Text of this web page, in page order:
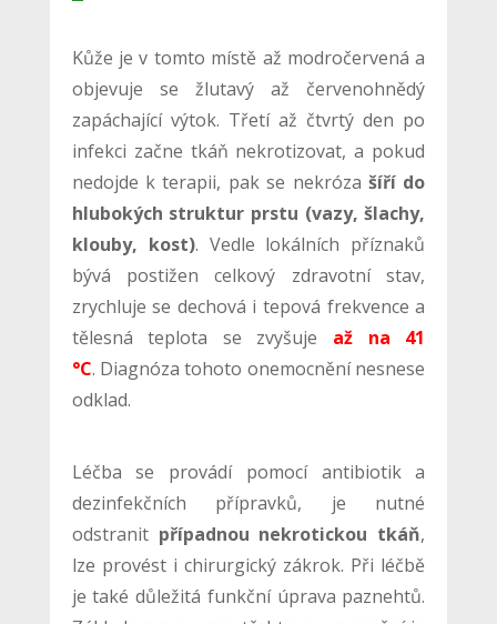
Kůže je v tomto místě až modročervená a
objevuje se žlutavý až červenohnědý
zapáchající výtok. Třetí až čtvrtý den po
infekci začne tkáň nekrotizovat, a pokud
nedojde k terapii, pak se nekróza šíří do
hlubokých struktur prstu (vazy, šlachy,
klouby, kost). Vedle lokálních příznaků
bývá postižen celkový zdravotní stav,
zrychluje se dechová i tepová frekvence a
tělesná teplota se zvyšuje až na 41
°C. Diagnóza tohoto onemocnění nesnese
odklad.
Léčba se provádí pomocí antibiotik a
dezinfekčních přípravků, je nutné
odstranit případnou nekrotickou tkáň,
lze provést i chirurgický zákrok. Při léčbě
je také důležitá funkční úprava paznehtů.